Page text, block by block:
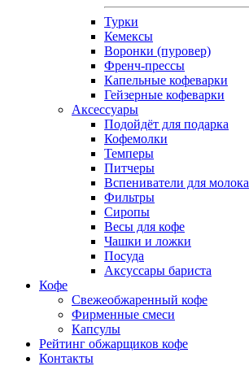
Турки
Кемексы
Воронки (пуровер)
Френч-прессы
Капельные кофеварки
Гейзерные кофеварки
Аксессуары
Подойдёт для подарка
Кофемолки
Темперы
Питчеры
Вспениватели для молока
Фильтры
Сиропы
Весы для кофе
Чашки и ложки
Посуда
Аксуссары бариста
Кофе
Свежеобжаренный кофе
Фирменные смеси
Капсулы
Рейтинг обжарщиков кофе
Контакты